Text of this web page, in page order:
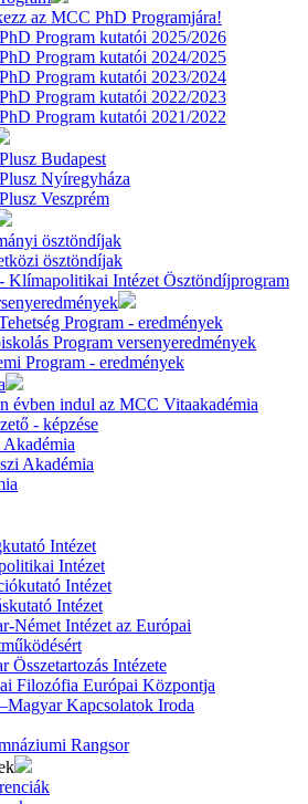
az MCC PhD Programjára!
Program kutatói 2025/2026
Program kutatói 2024/2025
Program kutatói 2023/2024
Program kutatói 2022/2023
Program kutatói 2021/2022
Budapest
Nyíregyháza
Veszprém
ösztöndíjak
ösztöndíjak
Klímapolitikai Intézet Ösztöndíjprogram
Program - eredmények
Program versenyeredmények
Program - eredmények
évben indul az MCC Vitaakadémia
- képzése
Akadémia
Akadémia
Intézet
Intézet
Intézet
Intézet
Német Intézet az Európai
Összetartozás Intézete
Filozófia Európai Központja
Kapcsolatok Iroda
Rangsor